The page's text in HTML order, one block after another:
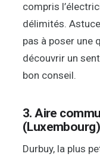
compris
délimités.
pas à poser une
découvrir un
bon conseil.
3. Aire
(Luxembourg)
Durbuy, la plus